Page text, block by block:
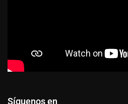
Síguenos en